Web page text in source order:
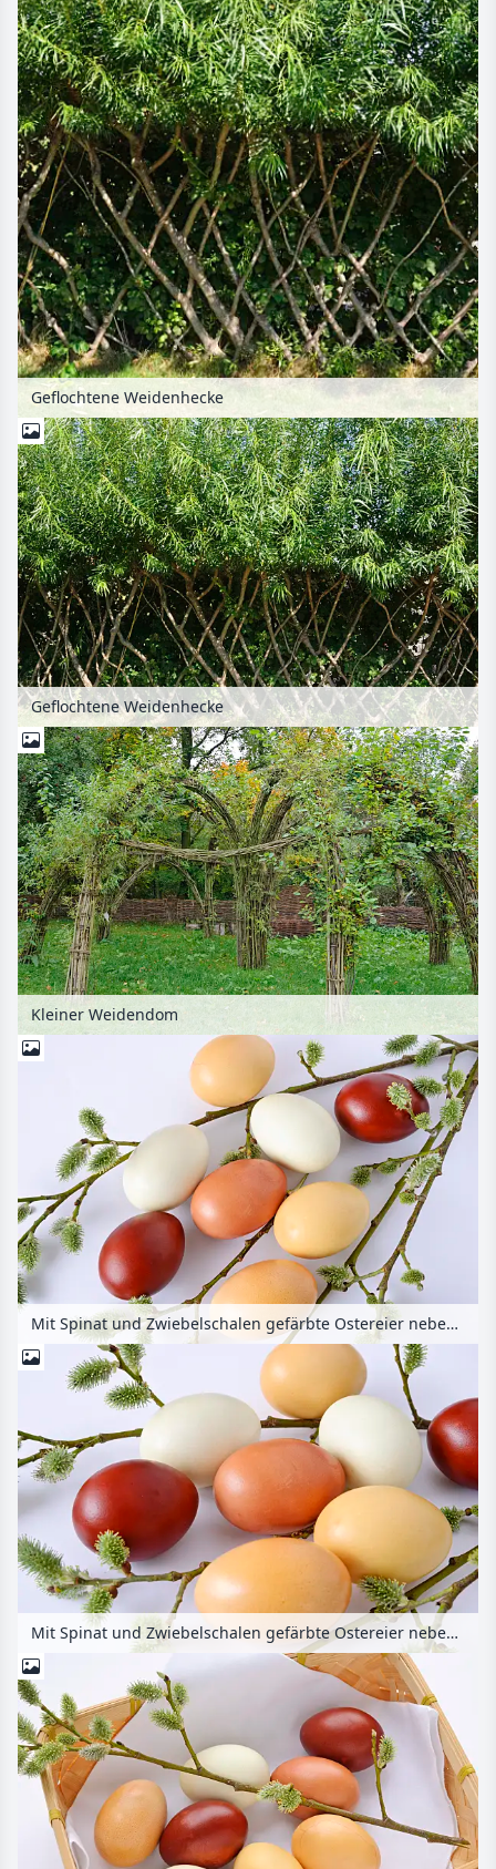
Geflochtene Weidenhecke
Geflochtene Weidenhecke
Kleiner Weidendom
Mit Spinat und Zwiebelschalen gefärbte Ostereier neben einem Weidenzweig
Mit Spinat und Zwiebelschalen gefärbte Ostereier neben einem Weidenzweig